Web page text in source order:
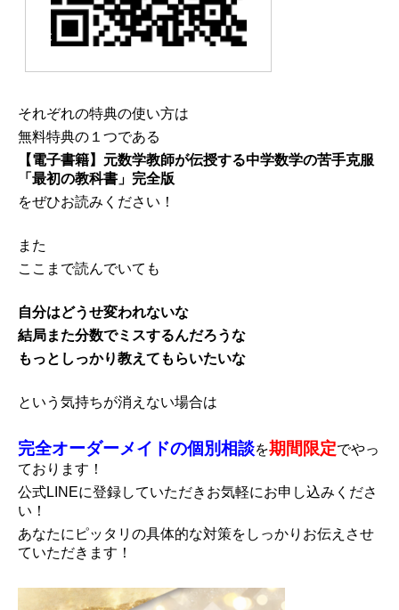
それぞれの特典の使い方は
無料特典の１つである
【電子書籍】元数学教師が伝授する中学数学の苦手克服
「最初の教科書」完全版
をぜひお読みください！
また
ここまで読んでいても
自分はどうせ変われないな
結局また分数でミスするんだろうな
もっとしっかり教えてもらいたいな
という気持ちが消えない場合は
完全オーダーメイドの個別相談を期間限定でやっ
ております！
公式LINEに登録していただきお気軽にお申し込みくださ
い！
あなたにピッタリの具体的な対策をしっかりお伝えさせ
ていただきます！